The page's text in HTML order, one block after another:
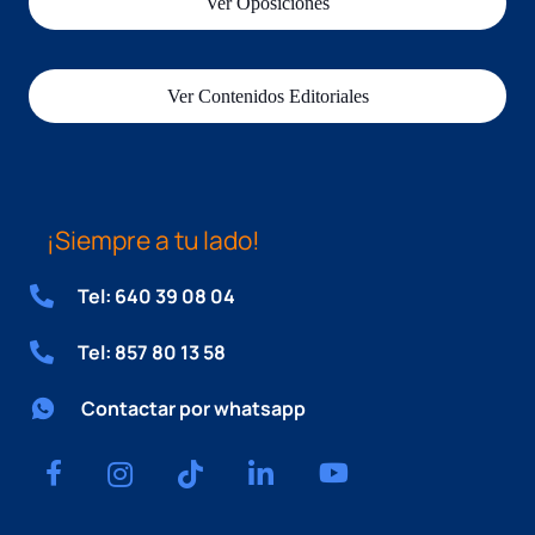
Ver Contenidos Editoriales
¡Siempre a tu lado!
Tel: 640 39 08 04
Tel: 857 80 13 58
Contactar por whatsapp